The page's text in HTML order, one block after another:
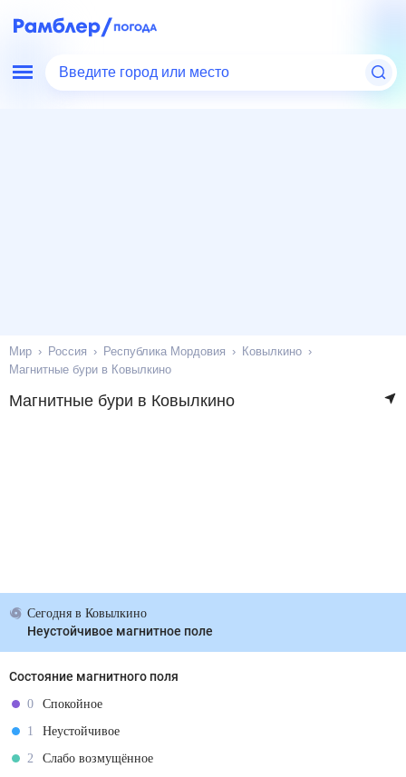
Введите город или место
Мир Россия Республика Мордовия
Ковылкино
Магнитные бури в Ковылкино
Магнитные бури в Ковылкино
Сегодняв Ковылкино
Неустойчивое магнитное поле
Состояние магнитного поля
0
Спокойное
1
Неустойчивое
2
Слабо возмущённое